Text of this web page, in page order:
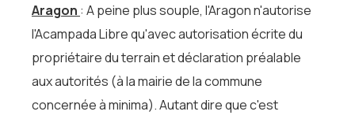
Aragon : A peine plus souple, l'Aragon n'autorise
l'Acampada Libre qu'avec autorisation écrite du
propriétaire du terrain et déclaration préalable
aux autorités (à la mairie de la commune
concernée à minima). Autant dire que c'est